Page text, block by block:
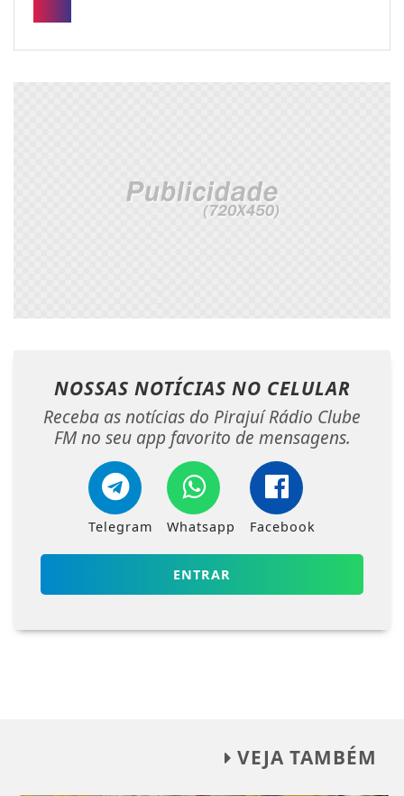
NOSSAS NOTÍCIAS NO CELULAR
Receba as notícias do Pirajuí Rádio Clube
FM no seu app favorito de mensagens.
Telegram Whatsapp Facebook
ENTRAR
VEJA TAMBÉM